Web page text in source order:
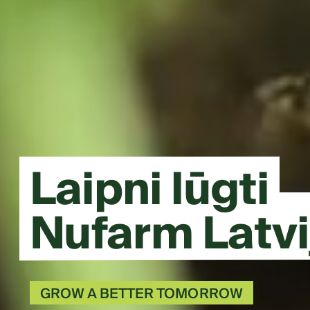
Laipni lūgti
Nufarm
GROW A BETTER TOMORROW